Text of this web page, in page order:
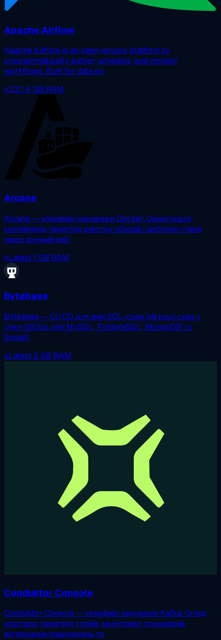
Apache Airflow
Apache Airflow is an open-source platform to
programmatically author, schedule, and monitor
workflows. Built for data en
v3.2.1 4 GB RAM
Arcane
Arcane — інтерфейс керування Docker. Оркестрація
контейнерів, перегляд реєстру образів і шаблони стеків
через зручний веб-
vLatest1 GB RAM
Bytebase
Bytebase — CI/CD для змін SQL-схем. Міграції схем у
стилі GitOps для MySQL, PostgreSQL, MongoDB та
Snowfl
vLatest 2 GB RAM
Conduktor Console
Conduktor Console — інтерфейс керування Kafka. Огляд
кластера, перегляд топіків, моніторинг споживачів,
відтворення повідомлень та